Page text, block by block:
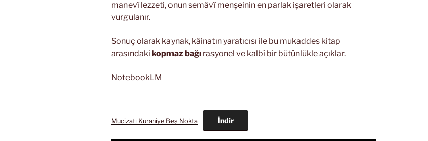
manevî lezzeti, onun semâvî menşeinin en parlak işaretleri olarak
vurgulanır.
Sonuç olarak kaynak, kâinatın yaratıcısı ile bu mukaddes kitap
arasındaki kopmaz bağı rasyonel ve kalbî bir bütünlükle açıklar.
NotebookLM
Mucizatı Kuraniye Beş Nokta İndir